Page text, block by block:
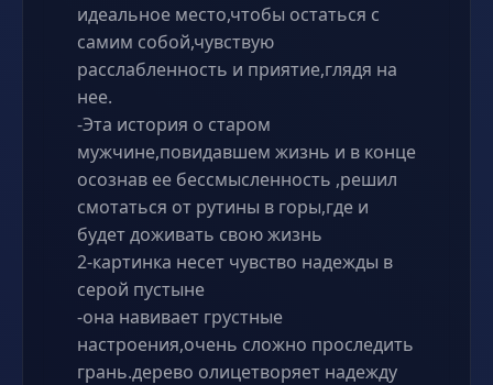
идеальное место,чтобы остаться с
самим собой,чувствую
расслабленность и приятие,глядя на
нее.
-Эта история о старом
мужчине,повидавшем жизнь и в конце
осознав ее бессмысленность ,решил
смотаться от рутины в горы,где и
будет доживать свою жизнь
2-картинка несет чувство надежды в
серой пустыне
-она навивает грустные
настроения,очень сложно проследить
грань.дерево олицетворяет надежду